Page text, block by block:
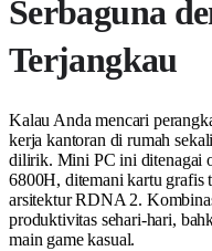
Serbaguna
Terjangkau
Kalau Anda mencari
kerja kantoran di rumah
dilirik. Mini PC ini ditenagai
6800H, ditemani kartu grafis
arsitektur RDNA 2.
produktivitas sehari-hari,
main game kasual.